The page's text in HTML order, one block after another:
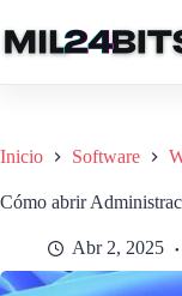
al
contenido
Inicio Software
Cómo abrir
Abr 2, 2025